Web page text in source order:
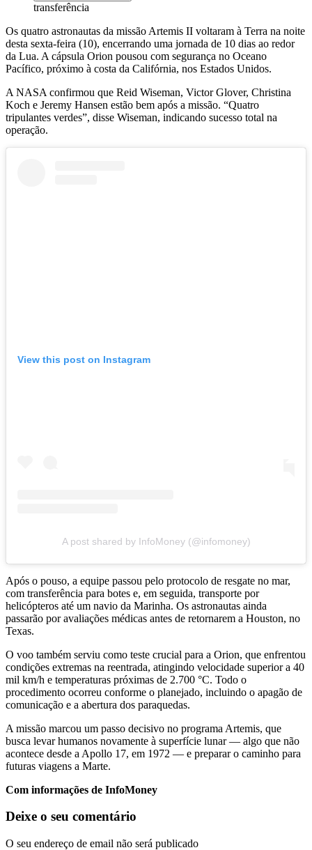
transferência
Os quatro astronautas da missão Artemis II voltaram à Terra na noite
desta sexta-feira (10), encerrando uma jornada de 10 dias ao redor
da Lua. A cápsula Orion pousou com segurança no Oceano
Pacífico, próximo à costa da Califórnia, nos Estados Unidos.
A NASA confirmou que Reid Wiseman, Victor Glover, Christina
Koch e Jeremy Hansen estão bem após a missão. “Quatro
tripulantes verdes”, disse Wiseman, indicando sucesso total na
operação.
View this post on Instagram
A post shared by InfoMoney (@infomoney)
Após o pouso, a equipe passou pelo protocolo de resgate no mar,
com transferência para botes e, em seguida, transporte por
helicópteros até um navio da Marinha. Os astronautas ainda
passarão por avaliações médicas antes de retornarem a Houston, no
Texas.
O voo também serviu como teste crucial para a Orion, que enfrentou
condições extremas na reentrada, atingindo velocidade superior a 40
mil km/h e temperaturas próximas de 2.700 °C. Todo o
procedimento ocorreu conforme o planejado, incluindo o apagão de
comunicação e a abertura dos paraquedas.
A missão marcou um passo decisivo no programa Artemis, que
busca levar humanos novamente à superfície lunar — algo que não
acontece desde a Apollo 17, em 1972 — e preparar o caminho para
futuras viagens a Marte.
Com informações de InfoMoney
Deixe o seu comentário
O seu endereço de email não será publicado